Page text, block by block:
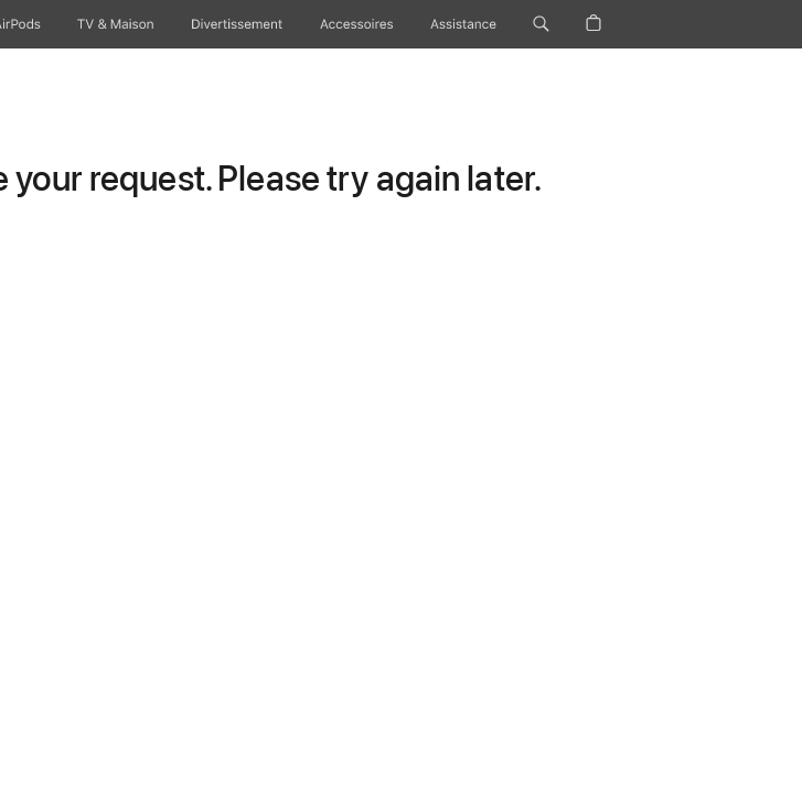
TV & Maison Divertissements Accessoires Assistance
request. Please try again later.